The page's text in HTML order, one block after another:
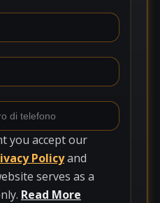
you accept our
Policyand
serves as a
Read More